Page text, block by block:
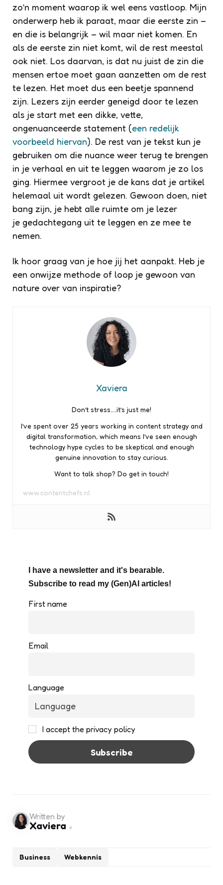
zo’n moment waarop ik wel eens vastloop. Mijn
onderwerp heb ik paraat, maar die eerste zin –
en die is belangrijk – wil maar niet komen. En
als de eerste zin niet komt, wil de rest meestal
ook niet. Los daarvan, is dat nu juist de zin die
mensen ertoe moet gaan aanzetten om de rest
te lezen. Het moet dus een beetje spannend
zijn. Lezers zijn eerder geneigd door te lezen
als je start met een dikke, vette,
ongenuanceerde statement (een redelijk
voorbeeld hiervan). De rest van je tekst kun je
gebruiken om die nuance weer terug te brengen
in je verhaal en uit te leggen waarom je zo los
ging. Hiermee vergroot je de kans dat je artikel
helemaal uit wordt gelezen. Gewoon doen, niet
bang zijn, je hebt alle ruimte om je lezer
je gedachtegang uit te leggen en ze mee te
nemen.
Ik hoor graag van je hoe jij het aanpakt. Heb je
een onwijze methode of loop je gewoon van
nature over van inspiratie?
Xaviera
Don’t stress….it’s just me!
I’ve spent over 25 years working in content strategy and
digital transformation, which means I’ve seen enough
technology hype cycles to be skeptical and enough
genuine innovation to stay curious.
Want to talk shop? Do get in touch!
www.contentchefs.nl
I have a newsletter and it's bearable.
Subscribe to read my (Gen)AI articles!
First name
Email
Language
I accept the privacy policy
Business Webkennis
Written by
Xaviera